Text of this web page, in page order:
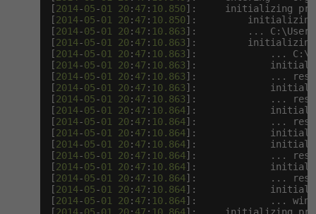
[2014-05-01 20: 47 : 10.850]:     initializing
[2014-05-01 20: 47 : 10.850]:         initializing
[2014-05-01 20: 47 : 10.863]:         ...
[2014-05-01 20: 47 : 10.863]:         initializing
[2014-05-01 20: 47 : 10.863]:             ...
[2014-05-01 20: 47 : 10.863]:
[2014-05-01 20: 47 : 10.863]:             ...
[2014-05-01 20: 47 : 10.863]:
[2014-05-01 20: 47 : 10.863]:             ...
[2014-05-01 20: 47 : 10.864]:
[2014-05-01 20: 47 : 10.864]:             ...
[2014-05-01 20: 47 : 10.864]:
[2014-05-01 20: 47 : 10.864]:
[2014-05-01 20: 47 : 10.864]:             ...
[2014-05-01 20: 47 : 10.864]:
[2014-05-01 20: 47 : 10.864]:             ...
[2014-05-01 20: 47 : 10.864]:
[2014-05-01 20: 47 : 10.864]:             ...
[2014-05-01 20: 47 : 10.864]:     initializing